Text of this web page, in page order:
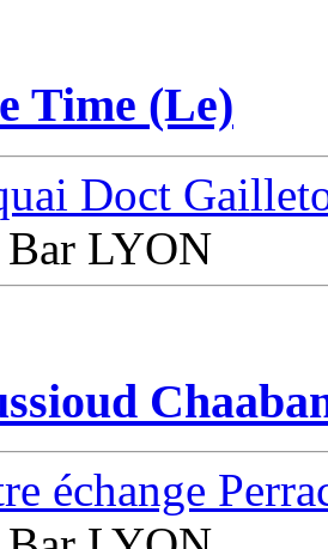
Time (Le)
Doct
Bar LYON
échange